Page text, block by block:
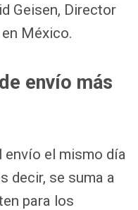
Geisen, Director
México.
envío más
envío el mismo día
decir, se suma a
para los